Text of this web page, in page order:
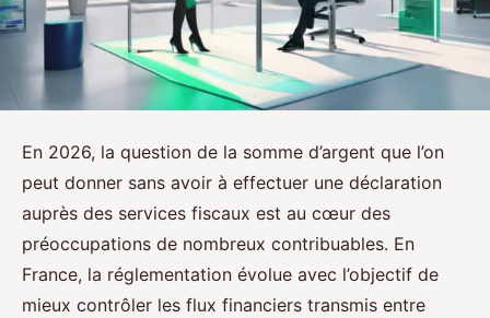
En 2026, la question de la somme d’argent que l’on
peut donner sans avoir à effectuer une déclaration
auprès des services fiscaux est au cœur des
préoccupations de nombreux contribuables. En
France, la réglementation évolue avec l’objectif de
mieux contrôler les flux financiers transmis entre